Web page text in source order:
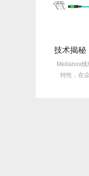
技术揭秘：Mellanox线缆低延迟
Mellanox线缆凭借其卓越的低
特性，在众多线缆产品中脱